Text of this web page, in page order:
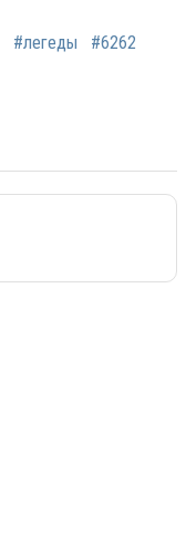
#легеды #6262